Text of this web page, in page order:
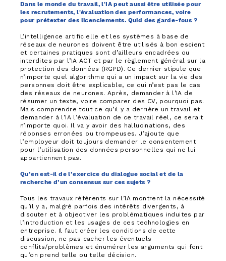
Dans le monde du travail, l'IA peut aussi être utilisée pour
les recrutements, l'évaluation des performances, voire
pour prétexter des licenciements. Quid des garde-fous ?
L’intelligence artificielle et les systèmes à base de
réseaux de neurones doivent être utilisés à bon escient
et certaines pratiques sont d’ailleurs encadrées ou
interdites par l’IA ACT et par le règlement général sur la
protection des données (RGPD). Ce dernier stipule que
n’importe quel algorithme qui a un impact sur la vie des
personnes doit être explicable, ce qui n’est pas le cas
des réseaux de neurones. Après, demander à l’IA de
résumer un texte, voire comparer des CV, pourquoi pas.
Mais comprendre tout ce qu’il y a derrière un travail et
demander à l’IA l’évaluation de ce travail réel, ce serait
n’importe quoi. Il va y avoir des hallucinations, des
réponses erronées ou trompeuses. J’ajoute que
l’employeur doit toujours demander le consentement
pour l’utilisation des données personnelles qui ne lui
appartiennent pas.
Qu’en est-il de l’exercice du dialogue social et de la
recherche d’un consensus sur ces sujets ?
Tous les travaux référents sur l’IA montrent la nécessité
qu’il y a, malgré parfois des intérêts divergents, à
discuter et à objectiver les problématiques induites par
l’introduction et les usages de ces technologies en
entreprise. Il faut créer les conditions de cette
discussion, ne pas cacher les éventuels
conflits/problèmes et énumérer les arguments qui font
qu’on prend telle ou telle décision.